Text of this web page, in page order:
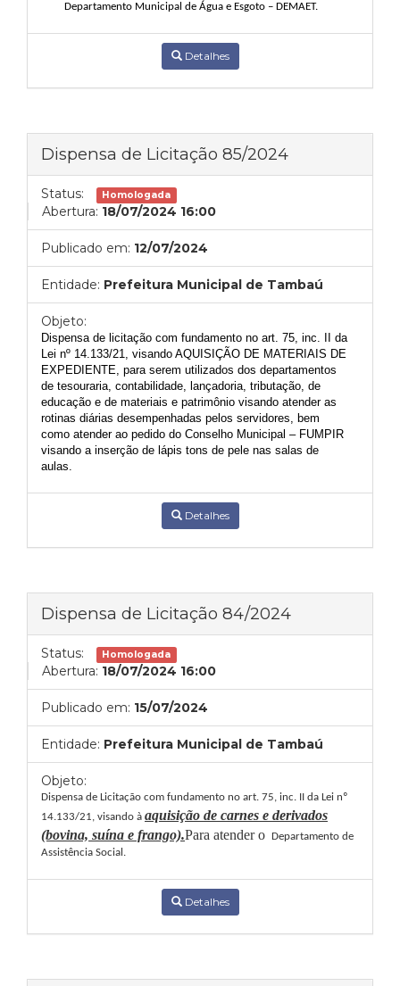
Departamento Municipal de Água e Esgoto – DEMAET.
Detalhes
Dispensa de Licitação 85/2024
Status: Homologada
Abertura: 18/07/2024 16:00
Publicado em: 12/07/2024
Entidade: Prefeitura Municipal de Tambaú
Objeto:
Dispensa de licitação com fundamento no art. 75, inc. II da
Lei nº 14.133/21, visando AQUISIÇÃO DE MATERIAIS DE
EXPEDIENTE, para serem utilizados dos departamentos
de tesouraria, contabilidade, lançadoria, tributação, de
educação e de materiais e patrimônio visando atender as
rotinas diárias desempenhadas pelos servidores, bem
como atender ao pedido do Conselho Municipal – FUMPIR
visando a inserção de lápis tons de pele nas salas de
aulas.
Detalhes
Dispensa de Licitação 84/2024
Status: Homologada
Abertura: 18/07/2024 16:00
Publicado em: 15/07/2024
Entidade: Prefeitura Municipal de Tambaú
Objeto:
Dispensa de Licitação com fundamento no art. 75, inc. II da Lei nº
14.133/21, visando à aquisição de carnes e derivados
(bovina, suína e frango).Para atender o Departamento de
Assistência Social .
Detalhes